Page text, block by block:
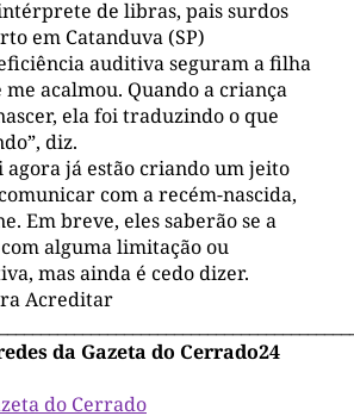
auditiva seguram a filha
me acalmou. Quando a criança
ela foi traduzindo o que
diz.
agora já estão criando um jeito
com a recém-nascida,
Em breve, eles saberão se a
alguma limitação ou
mas ainda é cedo dizer.
Acreditar
da Gazeta do Cerrado24